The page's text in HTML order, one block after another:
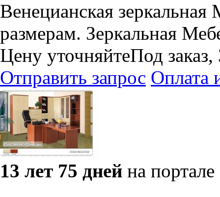
Венецианская
размерам. Зеркальная
Цену уточняйтеПод
Отправить запрос Оплата
13 лет 75 дней на портале